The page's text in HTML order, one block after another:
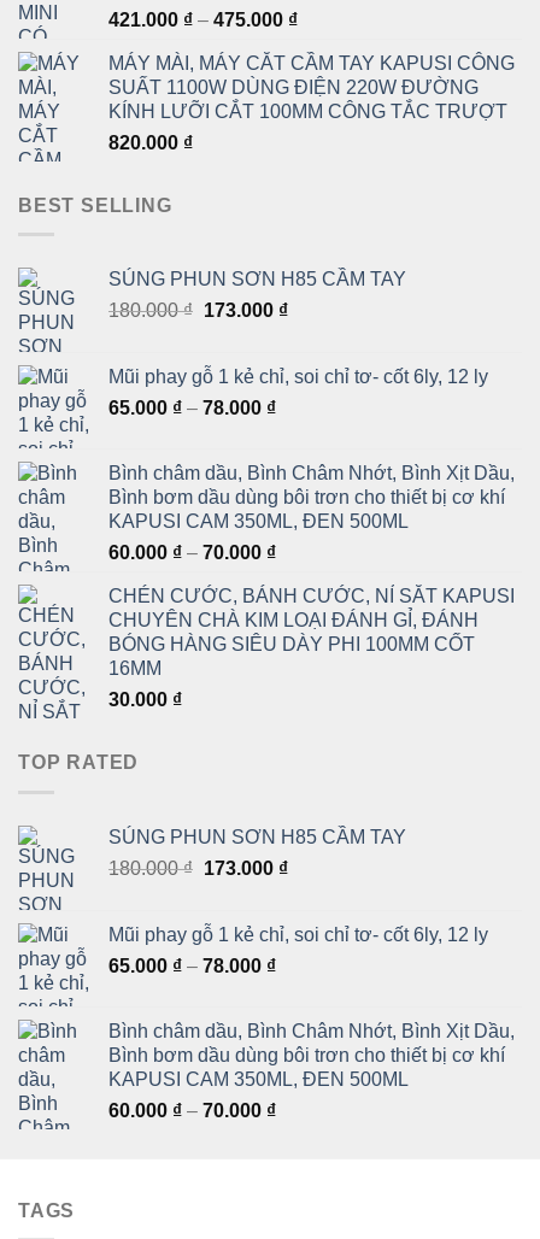
421.000 ₫ – 475.000 ₫Khoảng
từ
421.000 ₫
đến
MÁY MÀI, MÁY CẮT CẦM TAY KAPUSI CÔNG
SUẤT 1100W DÙNG ĐIỆN 220W ĐƯỜNG
KÍNH LƯỠI CẮT 100MM CÔNG TẮC TRƯỢT
820.000 ₫
BEST SELLING
SÚNG PHUN SƠN H85 CẦM TAY
180.000₫ Giá
180.000 ₫.
173.000 ₫Giá
là:
Mũi phay gỗ 1 kẻ chỉ, soi chỉ tơ- cốt 6ly, 12 ly
65.000 ₫ – 78.000 ₫Khoảng
65.000 ₫
đến
78.000 ₫
Bình châm dầu, Bình Châm Nhớt, Bình Xịt Dầu,
Bình bơm dầu dùng bôi trơn cho thiết bị cơ khí
KAPUSI CAM 350ML, ĐEN 500ML
60.000 ₫ – 70.000 ₫Khoảng
từ
60.000 ₫
đến
CHÉN CƯỚC, BÁNH CƯỚC, NỈ SẮT KAPUSI
CHUYÊN CHÀ KIM LOẠI ĐÁNH GỈ, ĐÁNH
BÓNG HÀNG SIÊU DÀY PHI 100MM CỐT
16MM
30.000 ₫
TOP RATED
SÚNG PHUN SƠN H85 CẦM TAY
180.000₫ Giá
180.000 ₫.
173.000 ₫Giá
là:
Mũi phay gỗ 1 kẻ chỉ, soi chỉ tơ- cốt 6ly, 12 ly
65.000 ₫ – 78.000 ₫Khoảng
65.000 ₫
đến
78.000 ₫
Bình châm dầu, Bình Châm Nhớt, Bình Xịt Dầu,
Bình bơm dầu dùng bôi trơn cho thiết bị cơ khí
KAPUSI CAM 350ML, ĐEN 500ML
60.000 ₫ – 70.000 ₫Khoảng
TAGS